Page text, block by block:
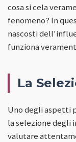
cosa si cela
fenomeno? In
nascosti
funziona
La
Uno degli aspetti
la selezione degli
valutare